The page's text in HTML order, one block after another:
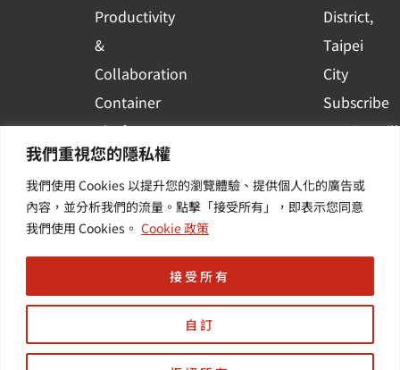
我們重視您的隱私權
我們使用 Cookies 以提升您的瀏覽體驗、提供個人化的廣告或
內容，並分析我們的流量。點擊「接受所有」，即表示您同意
我們使用 Cookies。 Cookie 政策
自訂
接受所有
Productivity
&
Collaboration
Container
Platform
Applications
Others /
Value-
District,
Taipei
City
Subscribe
to WingWill
the latest
event and